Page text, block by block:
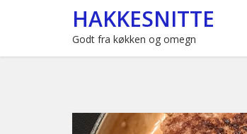
HAKKESNITTE
Godt fra køkken og omegn